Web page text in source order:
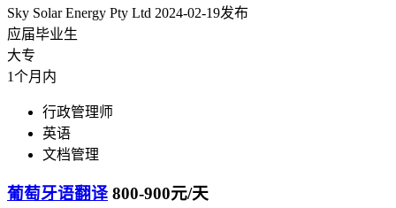
Sky Solar Energy Pty Ltd 2024-02-19发布
应届毕业生
大专
1个月内
行政管理师
英语
文档管理
葡萄牙语翻译 800-900元/天